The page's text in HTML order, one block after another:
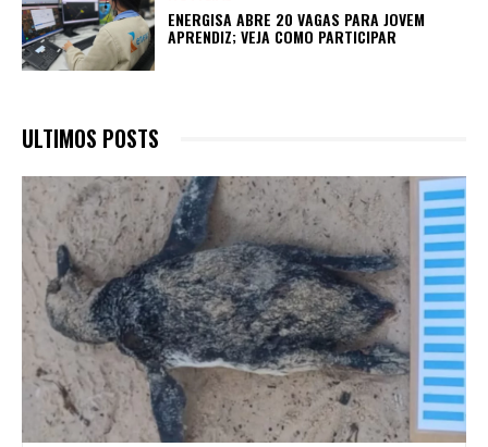
ENERGISA ABRE 20 VAGAS PARA JOVEM
APRENDIZ; VEJA COMO PARTICIPAR
ULTIMOS POSTS